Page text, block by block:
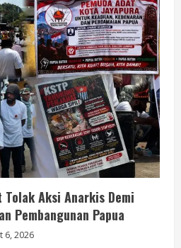
Aksi Anarkis Demi
Pembangunan Papua
6, 2026